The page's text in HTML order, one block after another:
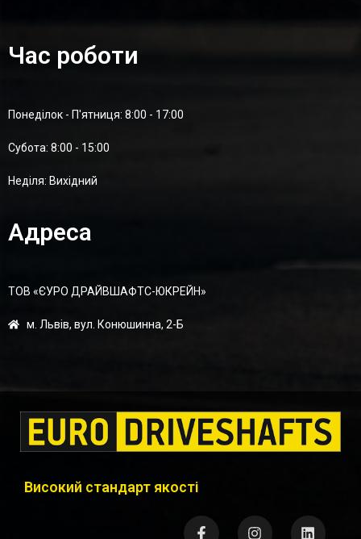
Час роботи
Понеділок - П'ятниця: 8:00 - 17:00
Суботa: 8:00 - 15:00
Неділя: Вихідний
Адреса
ТОВ «ЄУРО ДРАЙВШАФТC-ЮКРЕЙН»
м. Львів, вул. Конюшинна, 2-Б
Високий стандарт якості